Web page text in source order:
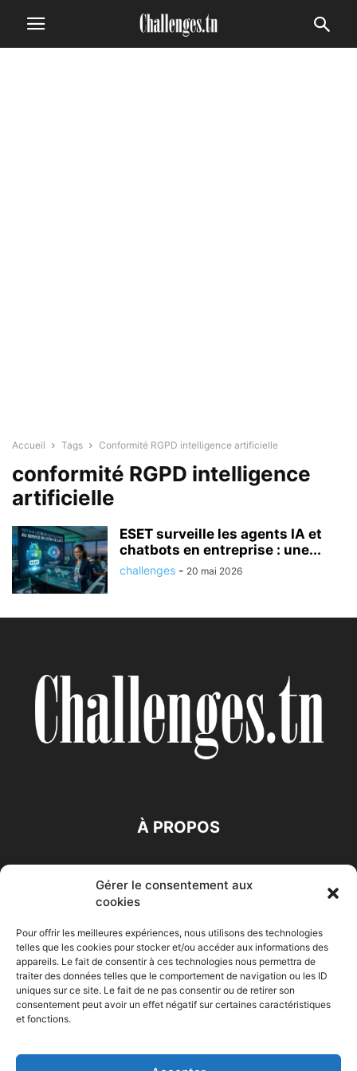
Gérer le consentement aux
cookies
Pour offrir les meilleures expériences, nous utilisons des technologies
telles que les cookies pour stocker et/ou accéder aux informations des
appareils. Le fait de consentir à ces technologies nous permettra de
traiter des données telles que le comportement de navigation ou les ID
uniques sur ce site. Le fait de ne pas consentir ou de retirer son
consentement peut avoir un effet négatif sur certaines caractéristiques
et fonctions.
Accueil Tags Conformité RGPD intelligence artificielle
conformité RGPD intelligence
artificielle
ESET surveille les agents IA et
chatbots en entreprise : une...
challenges - 20 mai 2026
À PROPOS
Accueil Economie Entreprises Entrepreneur
Maghreb